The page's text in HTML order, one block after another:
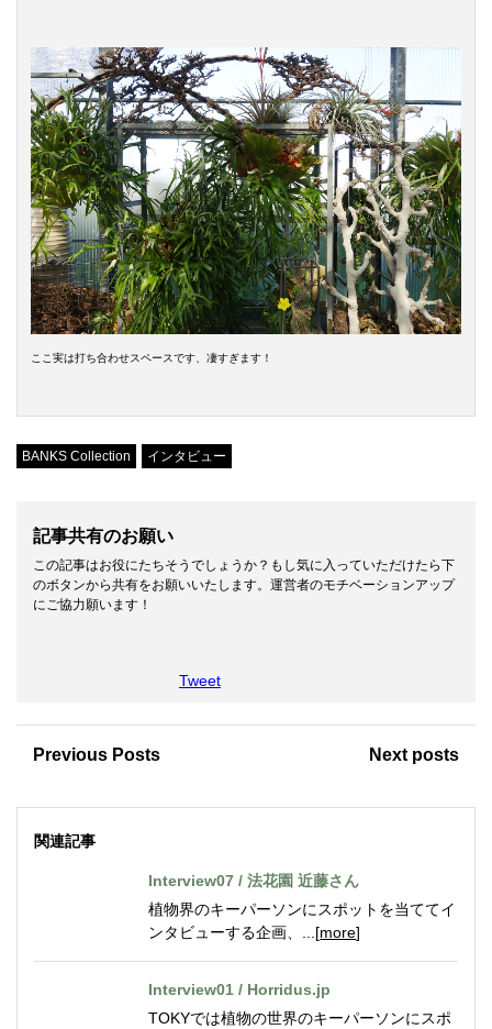
ここ実は打ち合わせスペースです、凄すぎます！
BANKS Collection インタビュー
記事共有のお願い
この記事はお役にたちそうでしょうか？もし気に入っていただけたら下
のボタンから共有をお願いいたします。運営者のモチベーションアップ
にご協力願います！
Tweet
Previous Posts Next posts
関連記事
Interview07 / 法花園 近藤さん
植物界のキーパーソンにスポットを当ててイ
ンタビューする企画、...[more]
Interview01 / Horridus.jp
TOKYでは植物の世界のキーパーソンにスポ